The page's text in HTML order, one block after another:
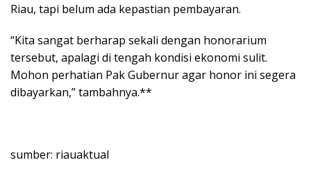
Riau, tapi belum ada kepastian pembayaran.
“Kita sangat berharap sekali dengan honorarium
tersebut, apalagi di tengah kondisi ekonomi sulit.
Mohon perhatian Pak Gubernur agar honor ini segera
dibayarkan,” tambahnya.**
sumber: riauaktual